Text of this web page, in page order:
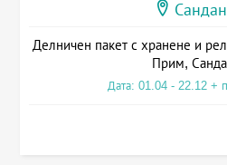
Делничен пакет с хранене и
Прим,
Дата: 01.04 - 22.12 +